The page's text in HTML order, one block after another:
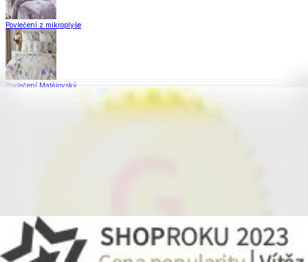
Povlečení z mikroplyše
Povlečení Matějovský